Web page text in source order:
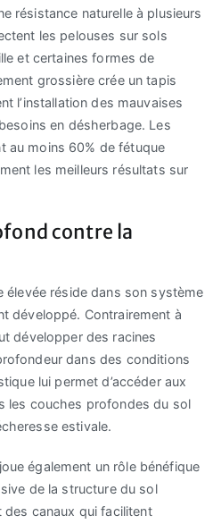
résistance naturelle à plusieurs
les pelouses sur sols
et certaines formes de
grossière crée un tapis
l’installation des mauvaises
en désherbage. Les
au moins 60% de fétuque
les meilleurs résultats sur
contre la
élevée réside dans son système
développé. Contrairement à
développer des racines
dans des conditions
lui permet d’accéder aux
les couches profondes du sol
estivale.
également un rôle bénéfique
de la structure du sol
des canaux qui facilitent